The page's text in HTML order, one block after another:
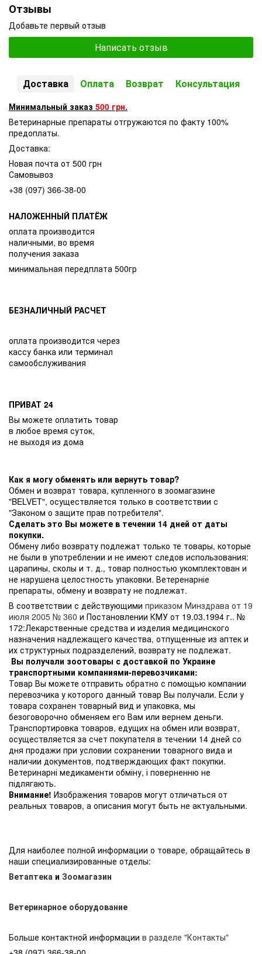
Отзывы
Добавьте первый отзыв
Написать отзыв
Доставка Оплата Возврат Консультация
Минимальный заказ 500 грн.
Ветеринарные препараты отгружаются по факту 100%
предоплаты.
Доставка:
Новая почта от 500 грн
Самовывоз
+38 (097) 366-38-00
НАЛОЖЕННЫЙ ПЛАТЁЖ
оплата производится
наличными, во время
получения заказа
минимальная передплата 500гр
БЕЗНАЛИЧНЫЙ РАСЧЕТ
оплата производится через
кассу банка или терминал
самообслуживания
ПРИВАТ 24
Вы можете оплатить товар
в любое время суток,
не выходя из дома
Как я могу обменять или вернуть товар?
Обмен и возврат товара, купленного в зоомагазине
"BELVET", осуществляется только в соответствии с
"Законом о защите прав потребителя".
Сделать это Вы можете в течении 14 дней от даты
покупки.
Обмену либо возврату подлежат только те товары, которые
не были в употреблении и не имеют следов использования:
царапины, сколы и т. д., товар полностью укомплектован и
не нарушена целостность упаковки. Ветеренарніе
препараты, обмену и возврату не подлежат.
В соответствии с действующими приказом Минздрава от 19
июля 2005 № 360 и Постановлении КМУ от 19.03.1994 г.. №
172:Лекарственные средства и изделия медицинского
назначения надлежащего качества, отпущенные из аптек и
их структурных подразделений, возврату не подлежат.
Вы получали зоотовары с доставкой по Украине
транспортными компаниями-перевозчиками:
Товар Вы можете отправить обратно с помощью компании
перевозчика у которого данный товар Вы получали. Если у
товара сохранен товарный вид и упаковка, мы
безоговорочно обменяем его Вам или вернем деньги.
Транспортировка товаров, едущих на обмен или возврат,
осуществляется за счет покупателя в течении 14 дней со
дня продажи при условии сохранении товарного вида и
наличии документов, подтверждающих факт покупки.
Ветеринарні медикаменти обміну, і поверненню не
підлягають.
Внимание! Изображения товаров могут отличаться от
реальных товаров, а описания могут быть не актуальными.
Для наиболее полной информации о товаре, обращайтесь в
наши специализированные отделы:
Ветаптека и Зоомагазин
Ветеринарное оборудование
Больше контактной информации в разделе "Контакты"